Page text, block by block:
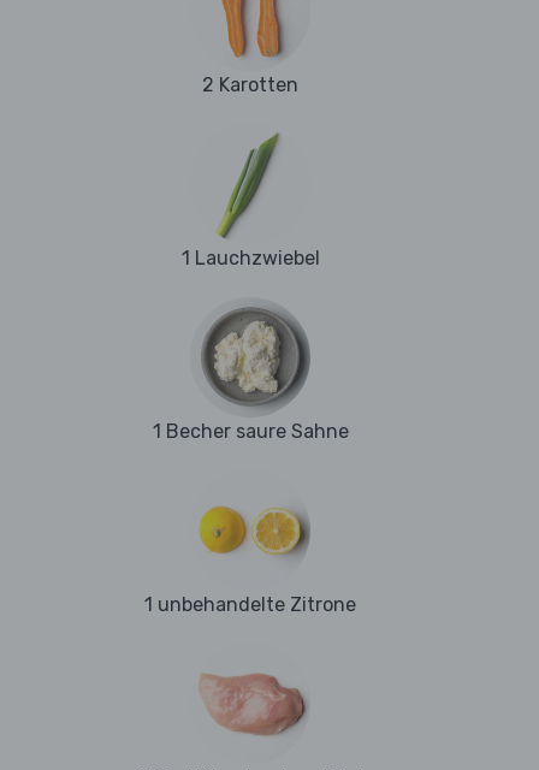
2 Karotten
1 Lauchzwiebel
1 Becher saure Sahne
1 unbehandelte Zitrone